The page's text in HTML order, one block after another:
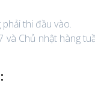
thi đầu vào.
Chủ nhật hàng